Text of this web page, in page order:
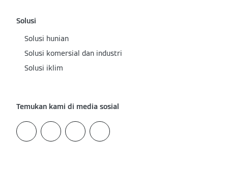
Solusi
Solusi hunian
Solusi komersial dan industri
Solusi iklim
Temukan kami di media sosial